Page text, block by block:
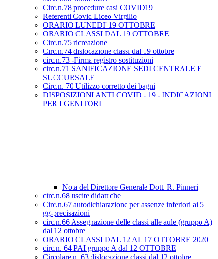
Circ.n.78 procedure casi COVID19
Referenti Covid Liceo Virgilio
ORARIO LUNEDI' 19 OTTOBRE
ORARIO CLASSI DAL 19 OTTOBRE
Circ.n.75 ricreazione
Circ.n.74 dislocazione classi dal 19 ottobre
circ.n.73 -Firma registro sostituzioni
circ.n.71 SANIFICAZIONE SEDI CENTRALE E
SUCCURSALE
Circ.n. 70 Utilizzo corretto dei bagni
DISPOSIZIONI ANTI COVID - 19 - INDICAZIONI
PER I GENITORI
Nota del Direttore Generale Dott. R. Pinneri
circ.n.68 uscite didattiche
Circ.n.67 autodichiarazione per assenze inferiori ai 5
gg-precisazioni
circ.n.66 Assegnazione delle classi alle aule (gruppo A)
dal 12 ottobre
ORARIO CLASSI DAL 12 AL 17 OTTOBRE 2020
circ.n. 64 PAI gruppo A dal 12 OTTOBRE
Circolare n. 63 dislocazione classi dal 12 ottobre